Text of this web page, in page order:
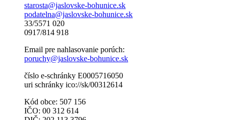
starosta@jaslovske-bohunice.sk
podatelna@jaslovske-bohunice.sk
33/5571 020
0917/814 918
Email pre nahlasovanie porúch:
poruchy@jaslovske-bohunice.sk
číslo e-schránky E0005716050
uri schránky ico://sk/00312614
Kód obce: 507 156
IČO: 00 312 614